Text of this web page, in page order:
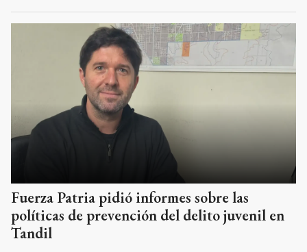
Fuerza Patria pidió informes sobre las
políticas de prevención del delito juvenil en
Tandil